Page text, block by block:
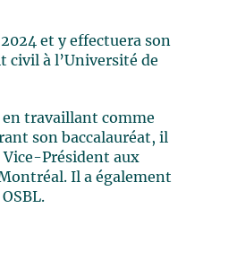
4 et y effectuera son
civil à l’Université de
en travaillant comme
son baccalauréat, il
Vice-Président aux
Il a également